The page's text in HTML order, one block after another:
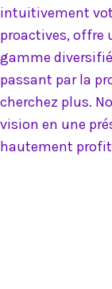
intuitivement
proactives, offre
gamme
passant par la
cherchez plus.
vision en une
hautement